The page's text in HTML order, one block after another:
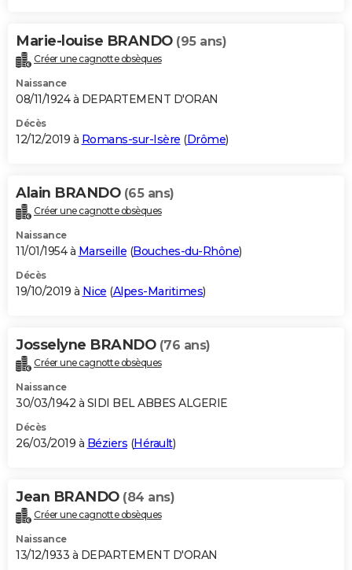
Marie-louise BRANDO (95 ans)
Créer une cagnotte obsèques
Naissance
08/11/1924 à DEPARTEMENT D'ORAN
Décès
12/12/2019 à Romans-sur-Isère (Drôme)
Alain BRANDO (65 ans)
Créer une cagnotte obsèques
Naissance
11/01/1954 à Marseille (Bouches-du-Rhône)
Décès
19/10/2019 à Nice (Alpes-Maritimes)
Josselyne BRANDO (76 ans)
Créer une cagnotte obsèques
Naissance
30/03/1942 à SIDI BEL ABBES ALGERIE
Décès
26/03/2019 à Béziers (Hérault)
Jean BRANDO (84 ans)
Créer une cagnotte obsèques
Naissance
13/12/1933 à DEPARTEMENT D'ORAN